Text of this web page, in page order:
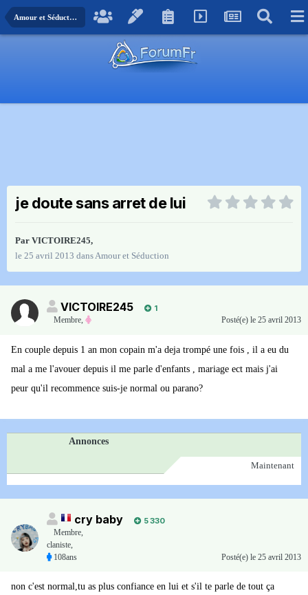
Amour et Séduction
je doute sans arret de lui
Par VICTOIRE245,
le 25 avril 2013 dansAmour et Séduction
VICTOIRE245
1
Membre, Posté(e) le 25 avril 2013
En couple depuis 1 an mon copain m'a deja trompé une fois , il a eu du
mal a me l'avouer depuis il me parle d'enfants , mariage ect mais j'ai
peur qu'il recommence suis-je normal ou parano?
Annonces
Maintenant
cry baby
5 330
Membre,
claniste,
108ans
Posté(e) le 25 avril 2013
non c'est normal,tu as plus confiance en lui et s'il te parle de tout ça